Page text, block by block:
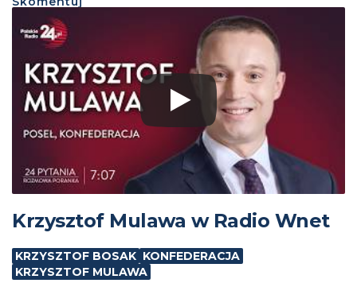
Krzysztof Mulawa w Radio Wnet
KRZYSZTOF BOSAK KONFEDERACJA
KRZYSZTOF MULAWA